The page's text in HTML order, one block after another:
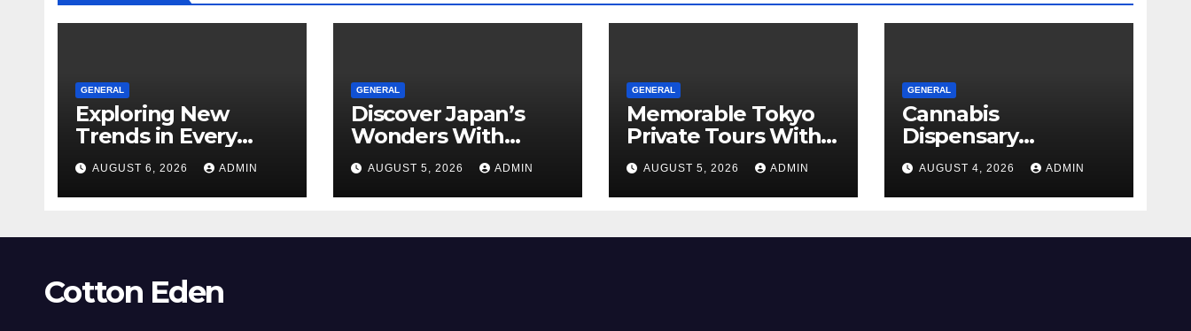
GENERAL
Exploring New
Trends in Every
Dispensary
AUGUST 6, 2026 ADMIN
GENERAL
Discover Japan’s
Wonders With
Unforgettable
Tokyo Tours For
Every Traveler
AUGUST 5, 2026 ADMIN
GENERAL
Memorable Tokyo
Private Tours With
Local Guides
AUGUST 5, 2026 ADMIN
GENERAL
Cannabis
Dispensary
Shopping Strategies
That Work
AUGUST 4, 2026 ADMIN
Cotton Eden